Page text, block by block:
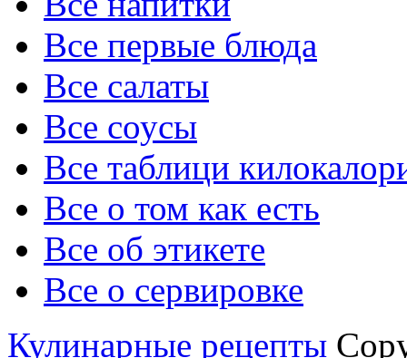
Все первые блюда
Все салаты
Все соусы
Все таблици
Все о том как есть
Все об этикете
Все о сервировке
Кулинарные рецепты